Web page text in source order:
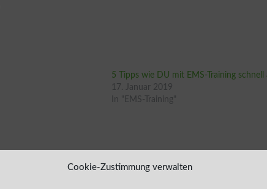
Cookie-Zustimmung verwalten
5 Tipps wie DU mit EMS-Training
17. Januar 2019
In "EMS-Training"